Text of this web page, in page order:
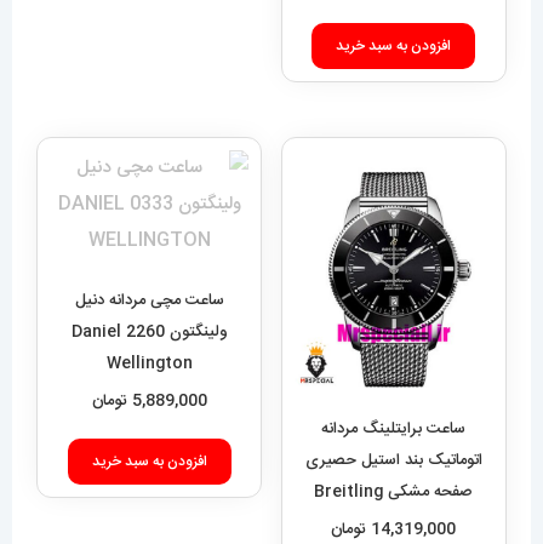
افزودن به سبد خرید
ساعت برایتلینگ مردانه
اتوماتیک بند استیل حصیری
صفحه مشکی Breitling
Super Ocean 020955
14,319,000 تومان
ساعت مچی مردانه دنیل
ولینگتون 2260 Daniel
Wellington
5,889,000 تومان
افزودن به سبد خرید